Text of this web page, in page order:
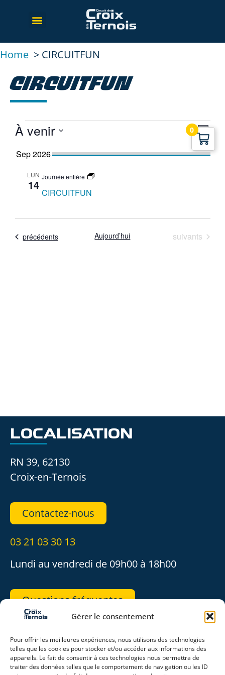
Gérer le consentement
Pour offrir les meilleures expériences, nous utilisons des technologies
telles que les cookies pour stocker et/ou accéder aux informations des
appareils. Le fait de consentir à ces technologies nous permettra de
traiter des données telles que le comportement de navigation ou les ID
Home CIRCUITFUN
CIRCUITFUN
DE
À venir
la
Sep 2026
LUN
14
Journée entière
CIRCUITFUN
Évènements
précédents Aujourd’hui Évènements
suivants
LOCALISATION
RN 39, 62130
Croix-en-Ternois
Contactez-nous
03 21 03 30 13
Lundi au vendredi de 09h00 à 18h00
Questions fréquentes
0